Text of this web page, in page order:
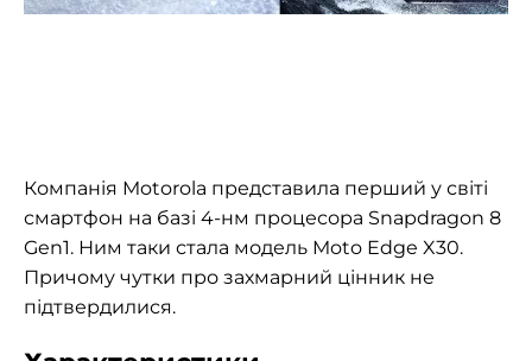
Компанія Motorola представила перший у світі
смартфон на базі 4-нм процесора Snapdragon 8
Gen1. Ним таки стала модель Moto Edge X30.
Причому чутки про захмарний цінник не
підтвердилися.